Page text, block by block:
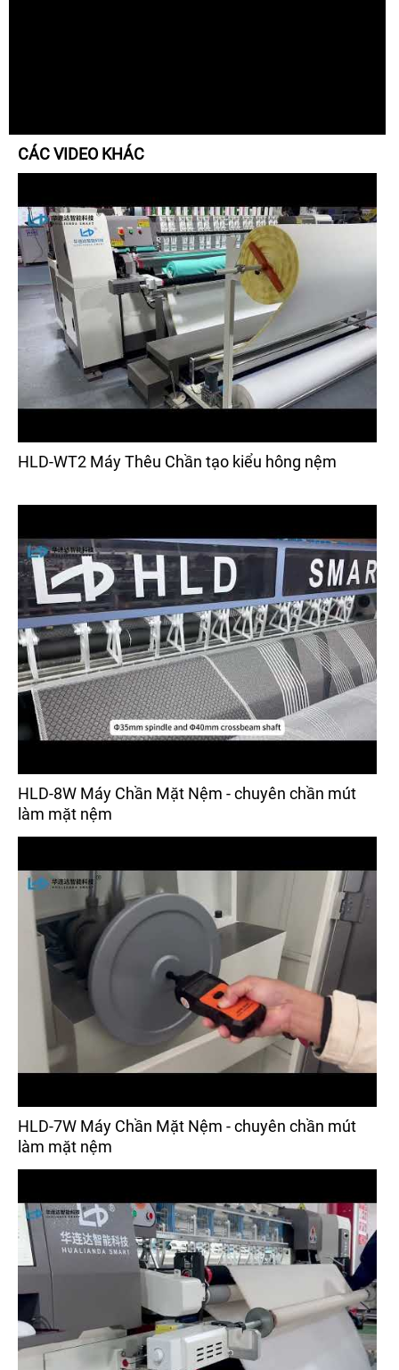
CÁC VIDEO KHÁC
HLD-WT2 Máy Thêu Chần tạo kiểu hông nệm
HLD-8W Máy Chần Mặt Nệm - chuyên chần mút
làm mặt nệm
HLD-7W Máy Chần Mặt Nệm - chuyên chần mút
làm mặt nệm